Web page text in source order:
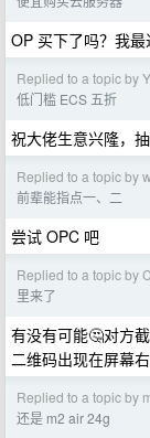
OP 买下了吗？我
Replied to a topic by
低门槛 ECS 五折
祝大佬生意兴隆，
Replied to a topic by
前辈能指点一、二
尝试 OPC 吧
Replied to a topic by
里来了
有没有可能🤔对方
二维码出现在屏幕
Replied to a topic by
还是 m2 air 24g